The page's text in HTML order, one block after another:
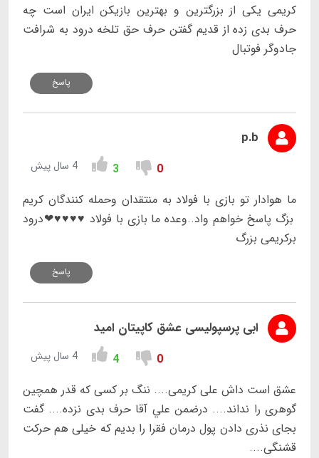
کریمی یکی از بزرگترین و بهترین بازیکن ایران است چه
حرف بدی زده از قدیم گفتن حرف حق تلخه درود به شرافت
جادوگر فوتبال
پاسخ
p.b
0
3 4 سال پیش
ما هوادار تو بازی با فولاد به منتقدان وحمله کنندگان کریم
بزگ پاسخ خواهم واد..وعده ما بازی با فولاد ♥️♥️♥️♥️❤درود
برکریمی بزرگ
پاسخ
ابی پرسپولیسی عشق کاپیتان امید
0
4 4 سال پیش
عشق است داش علی کریمی.... ننگ بر کسی که قدر همچین
گوهری را نداند.... درضمن علي آقا حرف بدی نزده.... گفت
بجای نذری دادن پول درمان فقرا را بدیم که خیلی هم حرکت
قشنگی....